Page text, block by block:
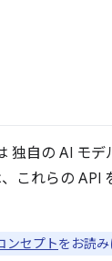
独自の AI モ
これらの API
ンセプトをお読み